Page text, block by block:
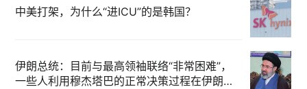
中美打架，为什么“进ICU”的是韩国？
伊朗总统：目前与最高领袖联络“非常困难”，
一些人利用穆杰塔巴的正常决策过程在伊朗内